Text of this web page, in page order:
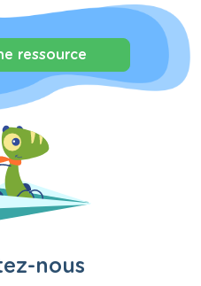
ressource
nous